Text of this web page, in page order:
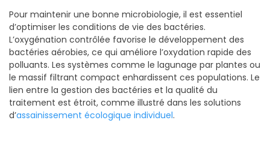
Pour maintenir une bonne microbiologie, il est essentiel
d’optimiser les conditions de vie des bactéries.
L’oxygénation contrôlée favorise le développement des
bactéries aérobies, ce qui améliore l’oxydation rapide des
polluants. Les systèmes comme le lagunage par plantes ou
le massif filtrant compact enhardissent ces populations. Le
lien entre la gestion des bactéries et la qualité du
traitement est étroit, comme illustré dans les solutions
d’assainissement écologique individuel.